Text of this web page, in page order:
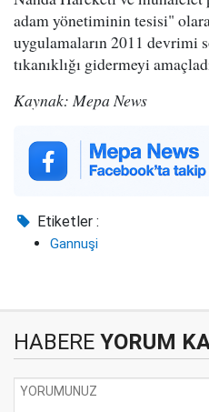
adam yönetiminin tesisi"
uygulamaların 2011 devrimi
tıkanıklığı gidermeyi
Kaynak: Mepa News
Etiketler :
Gannuşi
HABERE YORUM